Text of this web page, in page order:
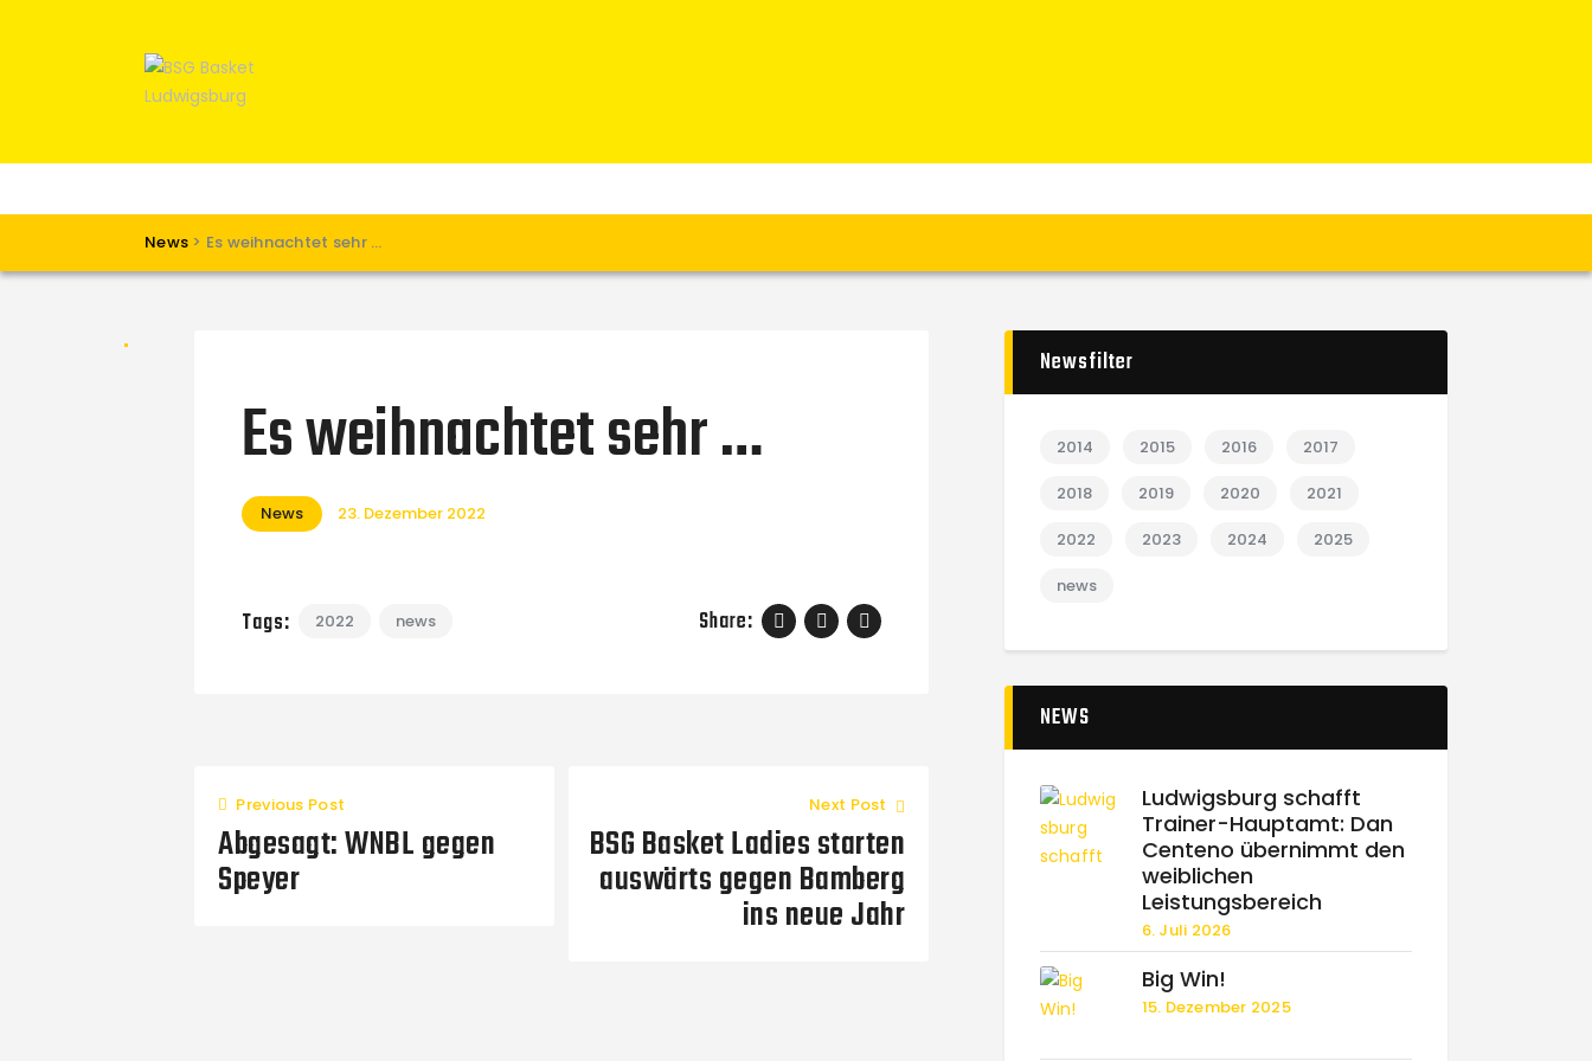
News > Es weihnachtet sehr …
Spielbetrieb
Es weihnachtet sehr …
News 23. Dezember 2022
Tags: 2022 news Share:
Previous Post
Abgesagt: WNBL gegen
Speyer
Next Post
BSG Basket Ladies starten
auswärts gegen Bamberg
ins neue Jahr
Newsfilter
2014 2015 2016 2017
2018 2019 2020 2021
2022 2023 2024 2025
news
NEWS
Ludwigsburg schafft
Trainer-Hauptamt: Dan
Centeno übernimmt den
weiblichen
Leistungsbereich
6. Juli 2026
Big Win!
15. Dezember 2025